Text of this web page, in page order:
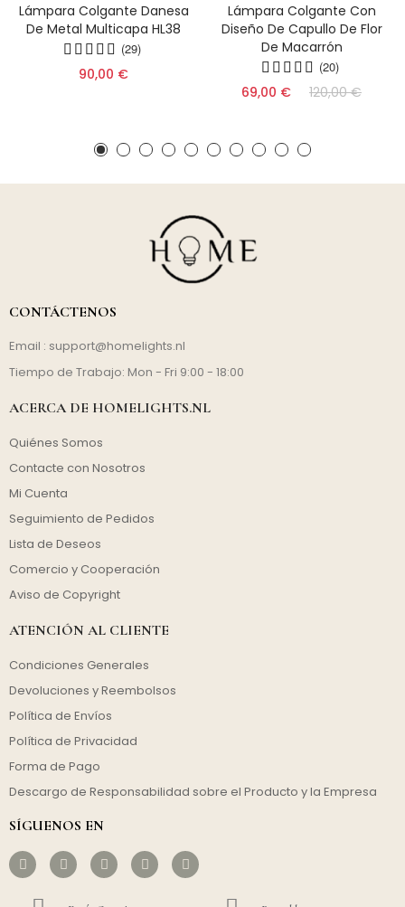
Lámpara Colgante Danesa
De Metal Multicapa HL38
(29)
90,00 €
Lámpara Colgante Con
Diseño De Capullo De Flor
De Macarrón
(20)
69,00 € 120,00 €
CONTÁCTENOS
Email : support@homelights.nl
Tiempo de Trabajo: Mon - Fri 9:00 - 18:00
ACERCA DE HOMELIGHTS.NL
Quiénes Somos
Contacte con Nosotros
Mi Cuenta
Seguimiento de Pedidos
Lista de Deseos
Comercio y Cooperación
Aviso de Copyright
ATENCIÓN AL CLIENTE
Condiciones Generales
Devoluciones y Reembolsos
Política de Envíos
Política de Privacidad
Forma de Pago
Descargo de Responsabilidad sobre el Producto y la Empresa
SÍGUENOS EN